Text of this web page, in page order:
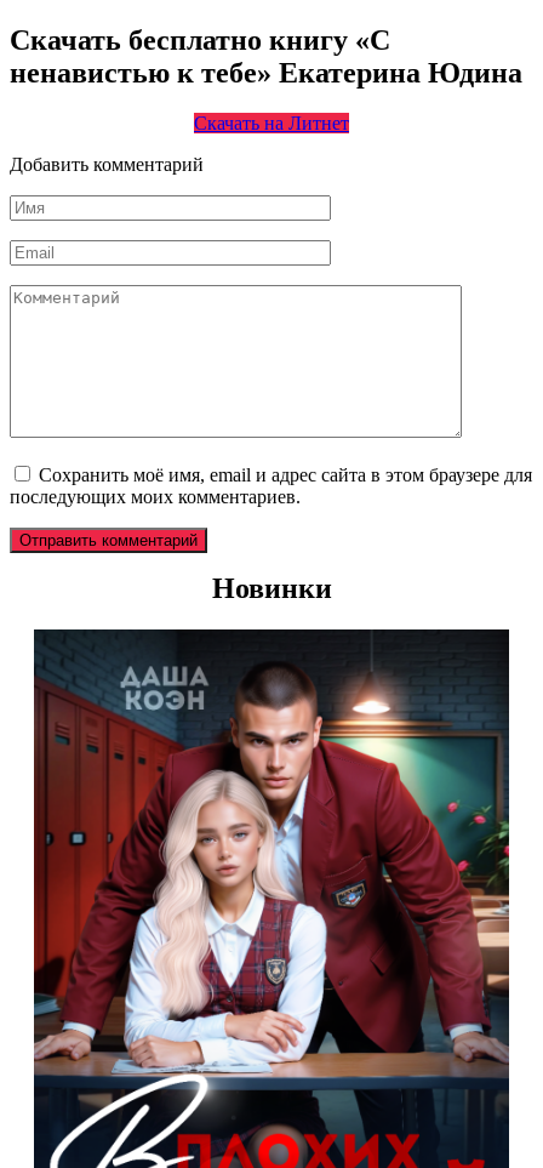
Скачать бесплатно книгу «С
ненавистью к тебе» Екатерина Юдина
Скачать на Литнет
Добавить комментарий
Имя
*
Email
*
Комментарий
Сохранить моё имя, email и адрес сайта в этом браузере для
последующих моих комментариев.
Новинки